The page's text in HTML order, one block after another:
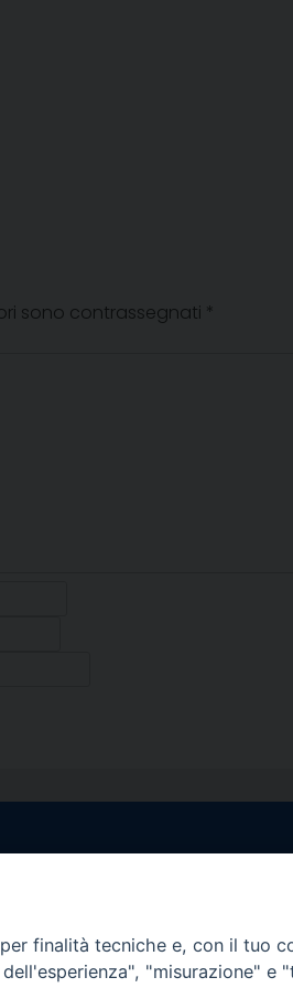
sono contrassegnati *
44 – 80067
tel.
Giorni
finalità tecniche e, con il tuo
"misurazione"